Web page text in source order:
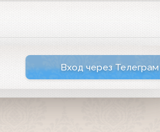
Вход через Телеграм